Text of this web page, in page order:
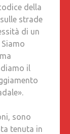
della
strade
di un
il
sono
tenuta in